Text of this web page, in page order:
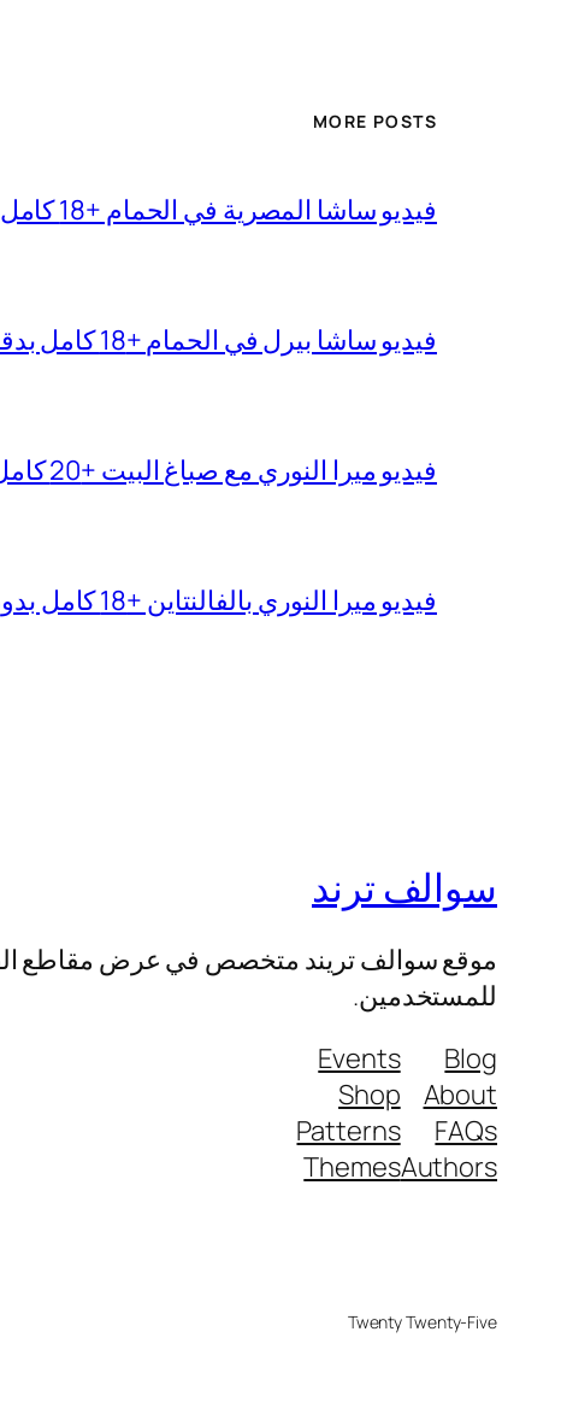
MORE POSTS
فيديو ساشا المصرية في الحمام +18 كامل بجودة عالية
فيديو ساشا بيرل في الحمام +18 كامل بدقة عالية
فيديو ميرا النوري مع صباغ البيت +20 كامل بجودة عالية
فيديو ميرا النوري بالفالنتاين +18 كامل بدون تغبيش
سوالف ترند
موقع سوالف تريند متخصص في عرض مقاطع
للمستخدمين.
Blog
About
FAQs
Authors
Events
Shop
Patterns
Themes
Twenty Twenty-Five